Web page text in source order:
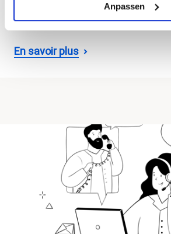
Anpassen
Le lien direct pour tes questions
En savoir plus